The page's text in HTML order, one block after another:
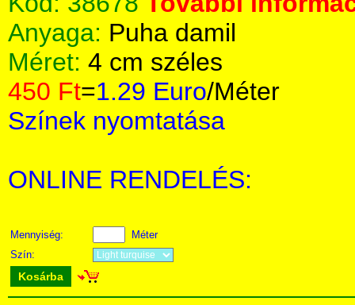
Anyaga: Puha damil
Méret: 4 cm széles
450 Ft=1.29 Euro/Méter
Színek nyomtatása
ONLINE RENDELÉS:
Mennyiség:
Méter
Szín:
Kosárba